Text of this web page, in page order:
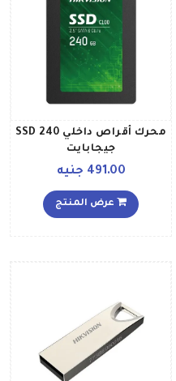
محرك أقراص داخلي SSD 240
جيجابايت
491.00 جنيه
عرض المنتج